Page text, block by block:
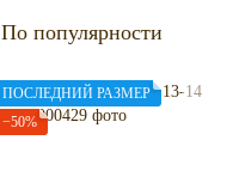
По популярности
ПОСЛЕДНИЙ РАЗМЕР
−50%